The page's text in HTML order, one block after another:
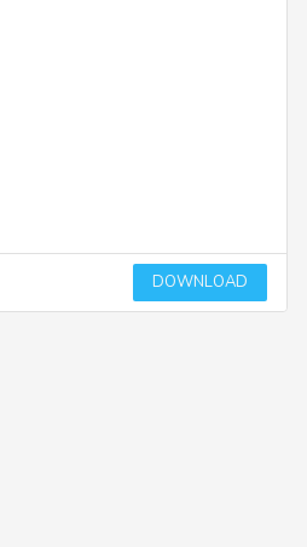
DOWNLOAD